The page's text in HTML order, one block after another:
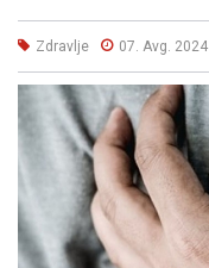
Zdravlje 07. Avg. 2024